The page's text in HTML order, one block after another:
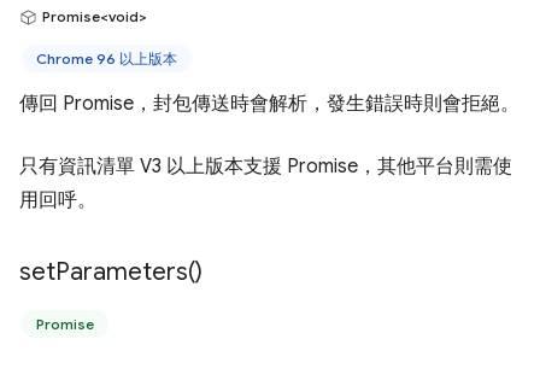
Promise<void>
Chrome 96 以上版本
傳回 Promise，封包傳送時會解析，發生錯誤時則會拒絕。
只有資訊清單 V3 以上版本支援 Promise，其他平台則需使
用回呼。
setParameters()
Promise